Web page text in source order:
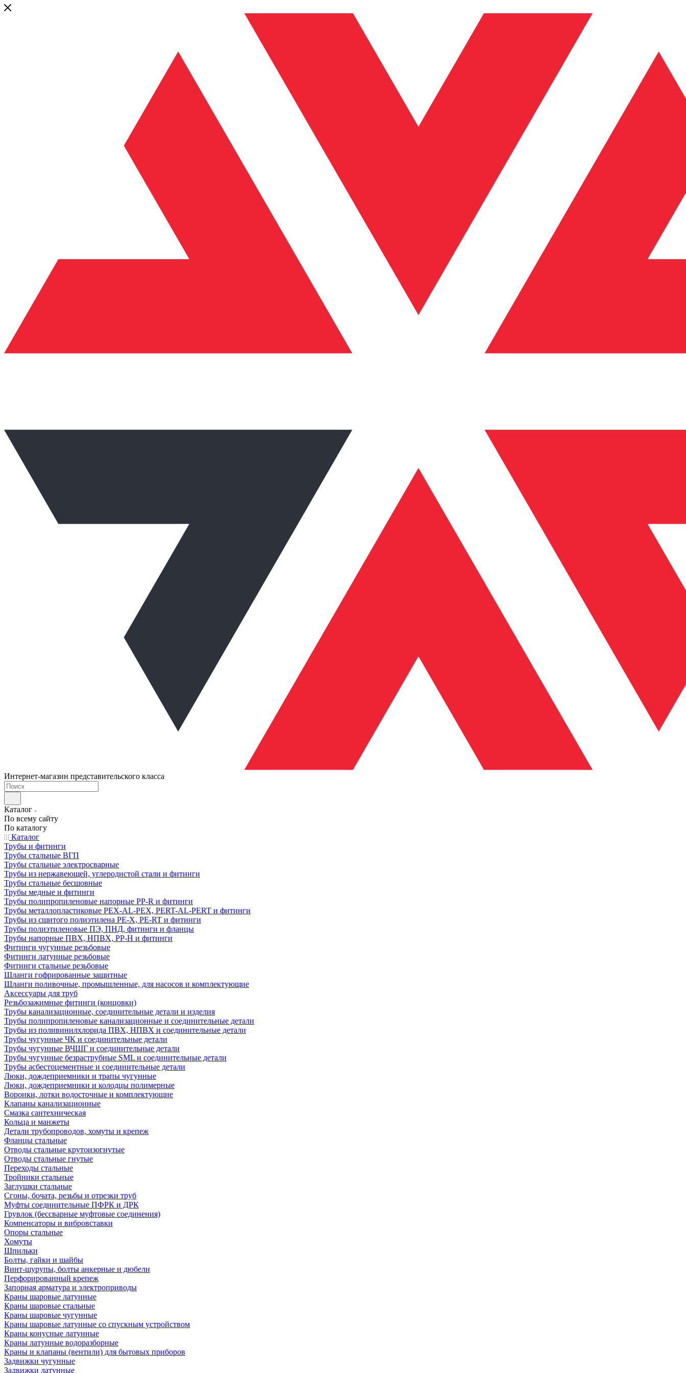
Интернет-магазин представительского класса
Каталог
По всему сайту
По каталогу
Каталог
Трубы и фитинги
Трубы стальные ВГП
Трубы стальные электросварные
Трубы из нержавеющей, углеродистой стали и фитинги
Трубы стальные бесшовные
Трубы медные и фитинги
Трубы полипропиленовые напорные PP-R и фитинги
Трубы металлопластиковые PEX-AL-PEX, PERT-AL-PERT и фитинги
Трубы из сшитого полиэтилена PE-X, PE-RT и фитинги
Трубы полиэтиленовые ПЭ, ПНД, фитинги и фланцы
Трубы напорные ПВХ, НПВХ, PP-H и фитинги
Фитинги чугунные резьбовые
Фитинги латунные резьбовые
Фитинги стальные резьбовые
Шланги гофрированные защитные
Шланги поливочные, промышленные, для насосов и комплектующие
Аксессуары для труб
Резьбозажимные фитинги (концовки)
Трубы канализационные, соединительные детали и изделия
Трубы полипропиленовые канализационные и соединительные детали
Трубы из поливинилхлорида ПВХ, НПВХ и соединительные детали
Трубы чугунные ЧК и соединительные детали
Трубы чугунные ВЧШГ и соединительные детали
Трубы чугунные безраструбные SML и соединительные детали
Трубы асбестоцементные и соединительные детали
Люки, дождеприемники и трапы чугунные
Люки, дождеприемники и колодцы полимерные
Воронки, лотки водосточные и комплектующие
Клапаны канализационные
Смазка сантехническая
Кольца и манжеты
Детали трубопроводов, хомуты и крепеж
Фланцы стальные
Отводы стальные крутоизогнутые
Отводы стальные гнутые
Переходы стальные
Тройники стальные
Заглушки стальные
Сгоны, бочата, резьбы и отрезки труб
Муфты соединительные ПФРК и ДРК
Грувлок (бессварные муфтовые соединения)
Компенсаторы и вибровставки
Опоры стальные
Хомуты
Шпильки
Болты, гайки и шайбы
Винт-шурупы, болты анкерные и дюбели
Перфорированный крепеж
Запорная арматура и электроприводы
Краны шаровые латунные
Краны шаровые стальные
Краны шаровые чугунные
Краны шаровые латунные со спускным устройством
Краны конусные латунные
Краны латунные водоразборные
Краны и клапаны (вентили) для бытовых приборов
Задвижки чугунные
Задвижки латунные